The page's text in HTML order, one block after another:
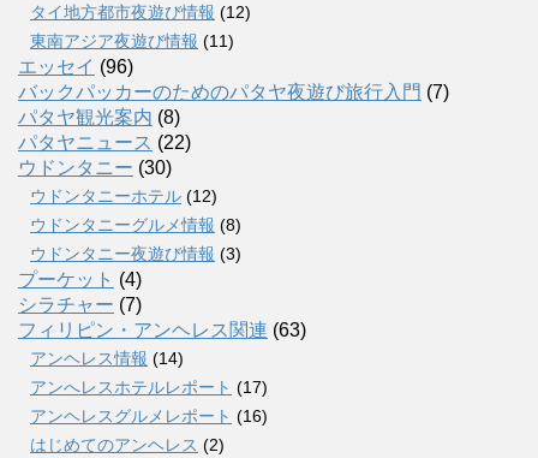
タイ地方都市夜遊び情報 (12)
東南アジア夜遊び情報 (11)
エッセイ (96)
バックパッカーのためのパタヤ夜遊び旅行入門 (7)
パタヤ観光案内 (8)
パタヤニュース (22)
ウドンタニー (30)
ウドンタニーホテル (12)
ウドンタニーグルメ情報 (8)
ウドンタニー夜遊び情報 (3)
プーケット (4)
シラチャー (7)
フィリピン・アンヘレス関連 (63)
アンヘレス情報 (14)
アンへレスホテルレポート (17)
アンヘレスグルメレポート (16)
はじめてのアンヘレス (2)